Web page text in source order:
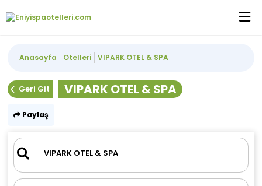
Anasayfa Otelleri VIPARK OTEL & SPA
Geri Git VIPARK OTEL & SPA
Paylaş